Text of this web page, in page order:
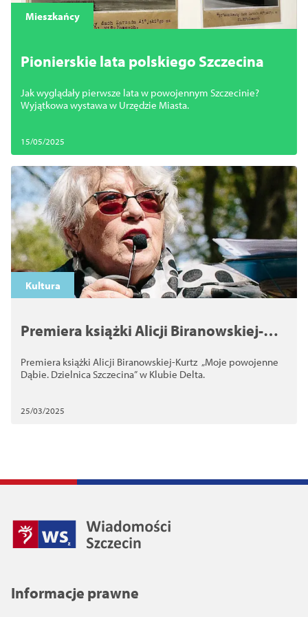
Mieszkańcy
Pionierskie lata polskiego Szczecina
Jak wyglądały pierwsze lata w powojennym Szczecinie?
Wyjątkowa wystawa w Urzędzie Miasta.
15/05/2025
Kultura
Premiera książki Alicji Biranowskiej-
Premiera książki Alicji Biranowskiej-Kurtz „Moje powojenne
Dąbie. Dzielnica Szczecina” w Klubie Delta.
25/03/2025
Informacje prawne